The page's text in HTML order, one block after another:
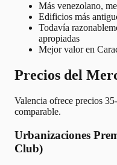
Más venezolano,
Edificios más
Todavía
apropiadas
Mejor valor en
Precios del
Valencia ofrece precios
comparable.
Urbanizaciones
Club)